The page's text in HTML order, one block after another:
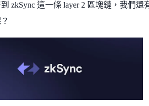
zkSync 這一條 layer 2 區塊鏈，我們還